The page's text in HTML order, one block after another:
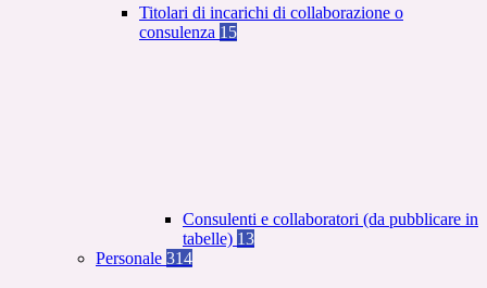
Titolari di incarichi di collaborazione o
consulenza 15
Consulenti e collaboratori (da pubblicare in
tabelle) 13
Personale 314